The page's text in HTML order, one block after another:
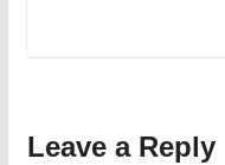
Leave a Reply